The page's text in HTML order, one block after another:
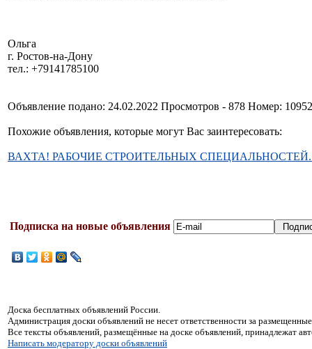
Ольга
г. Ростов-на-Дону
тел.: +79141785100
Объявление подано: 24.02.2022 Просмотров - 878 Номер:
Похожие объявления, которые могут Вас заинтересовать:
ВАХТА! РАБОЧИЕ СТРОИТЕЛЬНЫХ СПЕЦИАЛЬНОСТЕЙ.
Подписка на новые объявления
Доска бесплатных объявлений России.
Администрация доски объявлений не несет ответственности за
Все тексты объявлений, размещённые на доске объявлений, принадлежат
Написать модератору доски объявлений